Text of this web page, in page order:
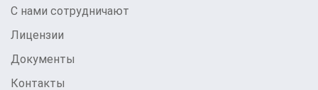
С нами сотрудничают
Лицензии
Документы
Контакты